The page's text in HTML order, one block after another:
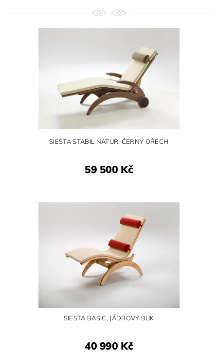
SIESTA STABIL NATUR, ČERNÝ OŘECH
59 500 Kč
SIESTA BASIC, JÁDROVÝ BUK
40 990 Kč